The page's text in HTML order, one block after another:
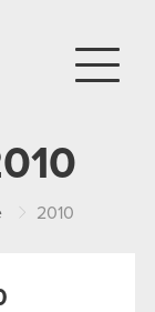
2010